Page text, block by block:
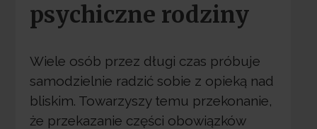
psychiczne rodziny
Wiele osób przez długi czas próbuje
samodzielnie radzić sobie z opieką nad
bliskim. Towarzyszy temu przekonanie,
że przekazanie części obowiązków